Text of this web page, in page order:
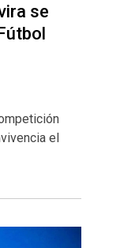
se
el